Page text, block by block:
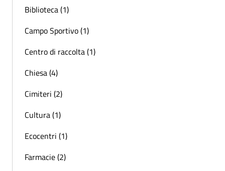
Biblioteca (1)
Campo Sportivo (1)
Centro di raccolta (1)
Chiesa (4)
Cimiteri (2)
Cultura (1)
Ecocentri (1)
Farmacie (2)